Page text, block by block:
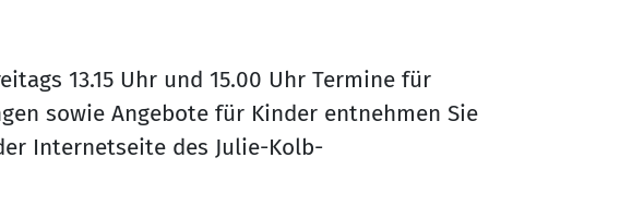
13.15 Uhr und 15.00 Uhr Termine für
sowie Angebote für Kinder entnehmen Sie
Internetseite des Julie-Kolb-